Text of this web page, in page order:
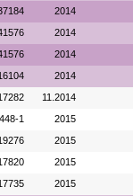
2014
2014
2014
2014
11.2014
1 2015
2015
2015
2015